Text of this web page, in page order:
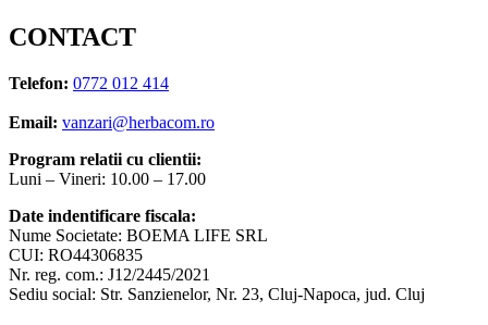
CONTACT
Telefon: 0772 012 414
Email: vanzari@herbacom.ro
Program relatii cu clientii:
Luni – Vineri: 10.00 – 17.00
Date indentificare fiscala:
Nume Societate: BOEMA LIFE SRL
CUI: RO44306835
Nr. reg. com.: J12/2445/2021
Sediu social: Str. Sanzienelor, Nr. 23, Cluj-Napoca, jud. Cluj